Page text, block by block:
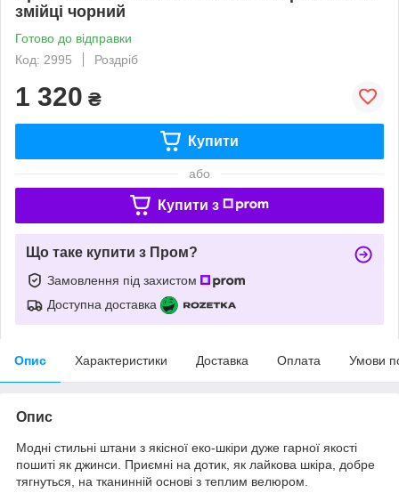
змійці чорний
Готово до відправки
Код: 2995
Роздріб
1 320 ₴
Купити
або
Купити з
Що таке купити з Пром?
Замовлення під захистом
Доступна доставка
Опис Характеристики Доставка Оплата Умови
Опис
Модні стильні штани з якісної еко-шкіри дуже гарної якості
пошиті як джинси. Приємні на дотик, як лайкова шкіра, добре
тягнуться, на тканинній основі з теплим велюром.